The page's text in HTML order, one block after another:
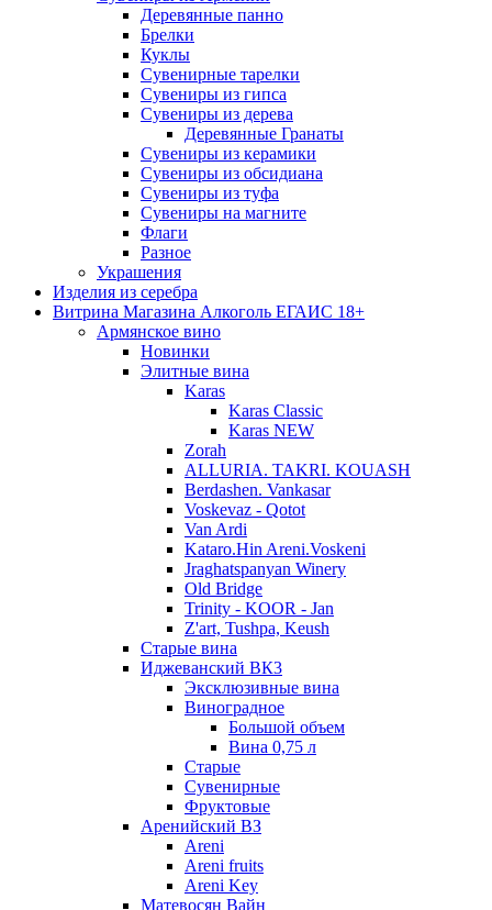
Деревянные панно
Брелки
Куклы
Сувенирные тарелки
Сувениры из гипса
Сувениры из дерева
Деревянные Гранаты
Сувениры из керамики
Сувениры из обсидиана
Сувениры из туфа
Сувениры на магните
Флаги
Разное
Украшения
Изделия из серебра
Витрина Магазина Алкоголь ЕГАИС 18+
Армянское вино
Новинки
Элитные вина
Karas
Karas Classic
Karas NEW
Zorah
ALLURIA. TAKRI. KOUASH
Berdashen. Vankasar
Voskevaz - Qotot
Van Ardi
Kataro.Hin Areni.Voskeni
Jraghatspanyan Winery
Old Bridge
Trinity - KOOR - Jan
Z'art, Tushpa, Keush
Старые вина
Иджеванский ВК3
Эксклюзивные вина
Виноградное
Большой объем
Вина 0,75 л
Старые
Сувенирные
Фруктовые
Аренийский ВЗ
Areni
Areni fruits
Areni Key
Матевосян Вайн